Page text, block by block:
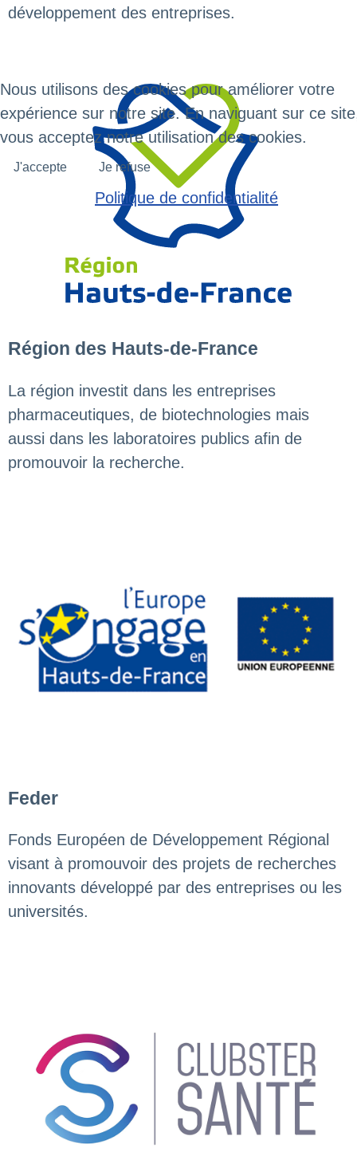
développement des entreprises.
Région des Hauts-de-France
La région investit dans les entreprises
pharmaceutiques, de biotechnologies mais
aussi dans les laboratoires publics afin de
promouvoir la recherche.
Feder
Fonds Européen de Développement Régional
visant à promouvoir des projets de recherches
innovants développé par des entreprises ou les
universités.
Nous utilisons des cookies pour améliorer votre
expérience sur notre site. En naviguant sur ce
vous acceptez notre utilisation des cookies.
J'accepte Je refuse
Politique de confidentialité